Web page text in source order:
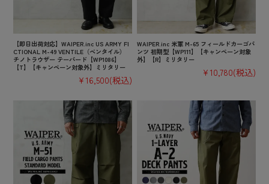
【即日出荷対応】WAIPER.inc US ARMY FI
CTIONAL M-49 VENTILE（ベンタイル）
チノトラウザー テーパード【WP1086】
【T】【キャンペーン対象外】ミリタリー
¥16,500(税込)
WAIPER.inc 米軍 M-65 フィールドカーゴパ
ンツ 初期型【WP111】【キャンペーン対象
外】【R】ミリタリー
¥10,780(税込)